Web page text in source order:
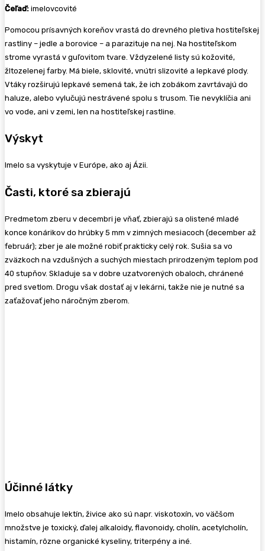
Čeľaď: imelovcovité
Pomocou prísavných koreňov vrastá do drevného pletiva hostiteľskej
rastliny – jedle a borovice – a parazituje na nej. Na hostiteľskom
strome vyrastá v guľovitom tvare. Vždyzelené listy sú kožovité,
žltozelenej farby. Má biele, sklovité, vnútri slizovité a lepkavé plody.
Vtáky rozširujú lepkavé semená tak, že ich zobákom zavrtávajú do
haluze, alebo vylučujú nestrávené spolu s trusom. Tie nevyklíčia ani
vo vode, ani v zemi, len na hostiteľskej rastline.
Výskyt
Imelo sa vyskytuje v Európe, ako aj Ázii.
Časti, ktoré sa zbierajú
Predmetom zberu v decembri je vňať, zbierajú sa olistené mladé
konce konárikov do hrúbky 5 mm v zimných mesiacoch (december až
február); zber je ale možné robiť prakticky celý rok. Sušia sa vo
zväzkoch na vzdušných a suchých miestach prirodzeným teplom pod
40 stupňov. Skladuje sa v dobre uzatvorených obaloch, chránené
pred svetlom. Drogu však dostať aj v lekárni, takže nie je nutné sa
zaťažovať jeho náročným zberom.
Účinné látky
Imelo obsahuje lektín, živice ako sú napr. viskotoxín, vo väčšom
množstve je toxický, ďalej alkaloidy, flavonoidy, cholín, acetylcholín,
histamín, rôzne organické kyseliny, triterpény a iné.